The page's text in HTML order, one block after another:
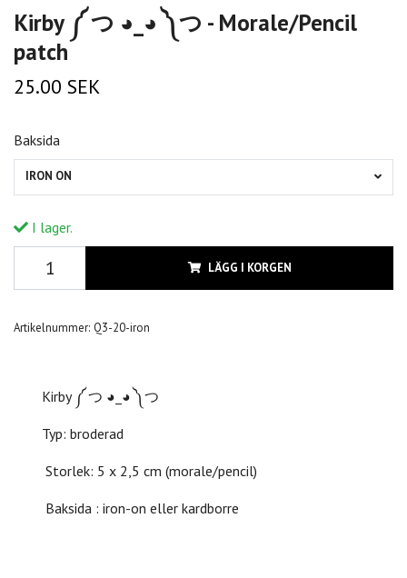
Kirby ༼ つ ◕_◕ ༽つ - Morale/Pencil
patch
25.00 SEK
Baksida
IRON ON
I lager.
LÄGG I KORGEN
Artikelnummer: Q3-20-iron
Kirby ༼ つ ◕_◕ ༽つ
Typ: broderad
Storlek: 5 x 2,5 cm (morale/pencil)
Baksida : iron-on eller kardborre